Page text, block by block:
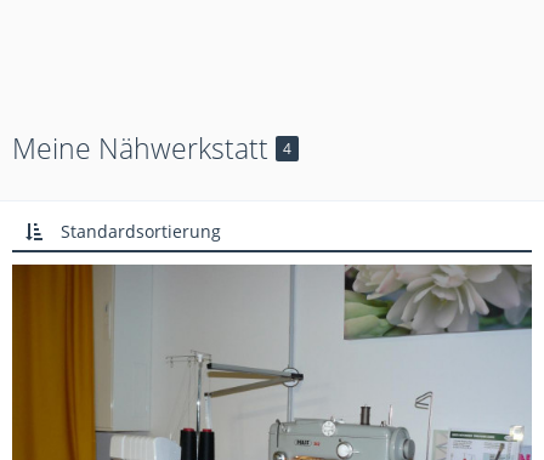
Meine Nähwerkstatt 4
Standardsortierung